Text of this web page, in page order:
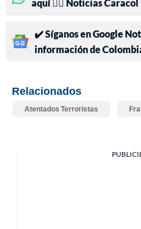
aquí 👉🏻 Noticias Caracol
✔️ Síganos en Google
información de
Relacionados
Atentados Terroristas